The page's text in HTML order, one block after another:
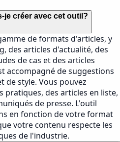
je créer avec cet outil?
de formats d'articles, y
des articles d'actualité, des
de cas et des articles
accompagné de suggestions
de style. Vous pouvez
pratiques, des articles en liste,
de presse. L'outil
en fonction de votre format
votre contenu respecte les
de l'industrie.